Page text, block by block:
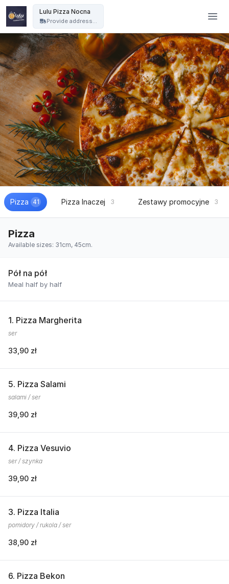
Lulu Pizza Nocna
Provide address...
Pizza 41 Pizza Inaczej 3 Zestawy promocyjne 3
Pizza
Available sizes: 31cm, 45cm.
Pół na pół
Meal half by half
1. Pizza Margherita
ser
33,90 zł
5. Pizza Salami
salami / ser
39,90 zł
4. Pizza Vesuvio
ser / szynka
39,90 zł
3. Pizza Italia
pomidory / rukola / ser
38,90 zł
6. Pizza Bekon